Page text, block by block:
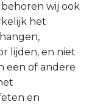
wij ook
het
lijden, en niet
een of andere
en